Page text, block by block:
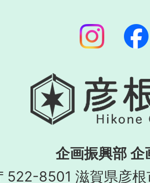
企画振興部 企
522-8501 滋賀県彦